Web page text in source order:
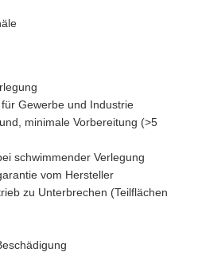
Gewerbe und Industrie
minimale Vorbereitung (>5
schwimmender Verlegung
vom Hersteller
zu Unterbrechen (Teilflächen